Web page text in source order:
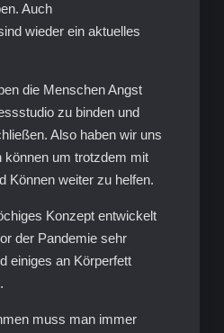
Auch
wieder ein aktuelles
die Menschen Angst
zu binden und
Also haben wir uns
können um trotzdem mit
Können weiter zu helfen.
Konzept entwickelt
der Pandemie sehr
einiges an Körperfett
muss man immer